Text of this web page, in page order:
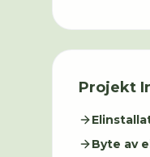
Projekt
Byte av